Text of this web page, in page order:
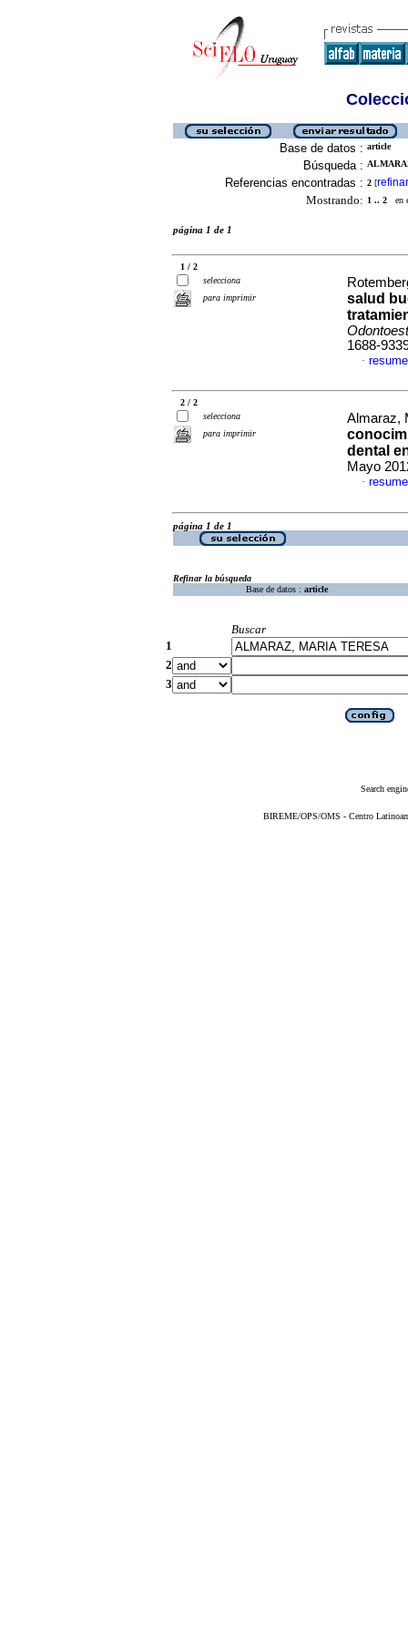
Base de datos : article
Búsqueda :
Referencias encontradas : 2 [refinar
Mostrando: 1 .. 2 en
página 1 de 1
1 / 2
selecciona
para imprimir
salud
1688-
·
2 / 2
selecciona
para imprimir
Almaraz,
dental
Mayo
·
página 1 de 1
Refinar la búsqueda
Base de datos : article
Buscar
1
2
3
Search
BIREME/OPS/OMS - Centro